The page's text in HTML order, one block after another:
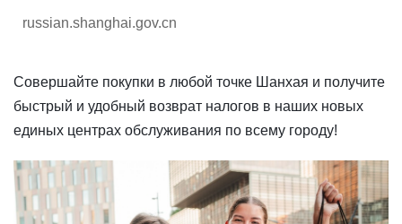
russian.shanghai.gov.cn
Совершайте покупки в любой точке Шанхая и получите
быстрый и удобный возврат налогов в наших новых
единых центрах обслуживания по всему городу!